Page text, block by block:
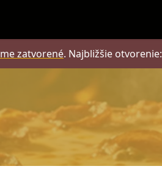
zatvorené. Najbližšie otvorenie: